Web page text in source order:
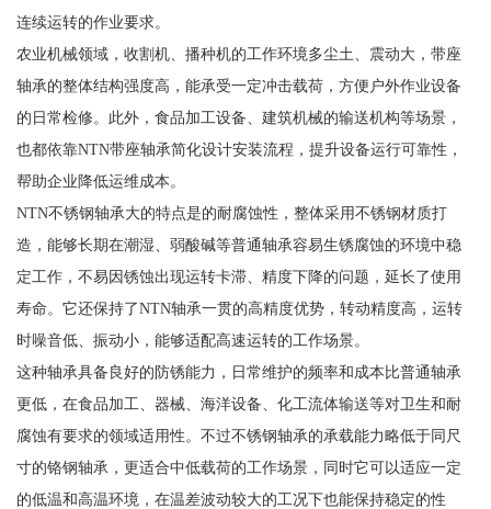
连续运转的作业要求。
农业机械领域，收割机、播种机的工作环境多尘土、震动大，带座
轴承的整体结构强度高，能承受一定冲击载荷，方便户外作业设备
的日常检修。此外，食品加工设备、建筑机械的输送机构等场景，
也都依靠NTN带座轴承简化设计安装流程，提升设备运行可靠性，
帮助企业降低运维成本。
NTN不锈钢轴承大的特点是的耐腐蚀性，整体采用不锈钢材质打
造，能够长期在潮湿、弱酸碱等普通轴承容易生锈腐蚀的环境中稳
定工作，不易因锈蚀出现运转卡滞、精度下降的问题，延长了使用
寿命。它还保持了NTN轴承一贯的高精度优势，转动精度高，运转
时噪音低、振动小，能够适配高速运转的工作场景。
这种轴承具备良好的防锈能力，日常维护的频率和成本比普通轴承
更低，在食品加工、器械、海洋设备、化工流体输送等对卫生和耐
腐蚀有要求的领域适用性。不过不锈钢轴承的承载能力略低于同尺
寸的铬钢轴承，更适合中低载荷的工作场景，同时它可以适应一定
的低温和高温环境，在温差波动较大的工况下也能保持稳定的性